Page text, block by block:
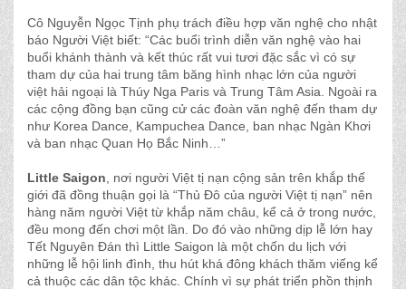
Cô Nguyễn Ngọc Tịnh phụ trách điều hợp văn nghệ cho nhật
báo Người Việt biết: “Các buổi trình diễn văn nghệ vào hai
buổi khánh thành và kết thúc rất vui tươi đặc sắc vì có sự
tham dự của hai trung tâm băng hình nhạc lớn của người
việt hải ngoại là Thúy Nga Paris và Trung Tâm Asia. Ngoài ra
các cộng đồng bạn cũng cử các đoàn văn nghệ đến tham dự
như Korea Dance, Kampuchea Dance, ban nhạc Ngàn Khơi
và ban nhạc Quan Họ Bắc Ninh…”
Little Saigon , nơi người Việt tị nạn cộng sản trên khắp thế
giới đã đồng thuận gọi là “Thủ Ðô của người Việt tị nạn” nên
hàng năm người Việt từ khắp năm châu, kể cả ở trong nước,
đều mong đến chơi một lần. Do đó vào những dịp lễ lớn hay
Tết Nguyên Ðán thì Little Saigon là một chốn du lịch với
những lễ hội linh đình, thu hút khá đông khách thăm viếng kể
cả thuộc các dân tộc khác. Chính vì sự phát triển phồn thịnh